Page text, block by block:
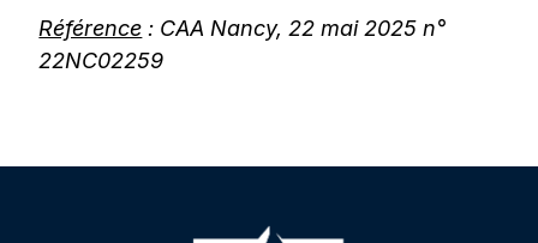
Référence : CAA Nancy, 22 mai 2025 n°
22NC02259